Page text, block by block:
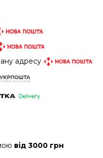
адресу
від 3000 грн